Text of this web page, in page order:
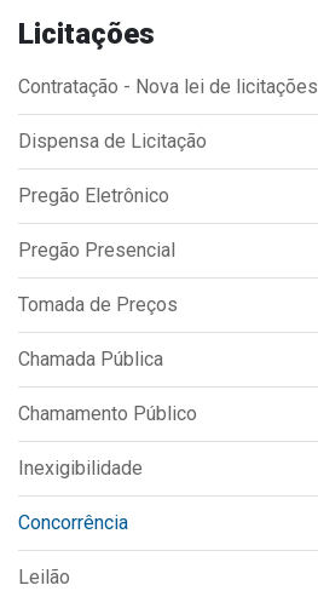
Saúde
Serviços
IPTU 2026
Nota Fiscal Eletrônica
Ouvidoria
Portal do Servidor
Publicações
Diário Oficial (Novo)
Diário Oficial (Até 30/04)
Licitações
Contratação - Nova lei de licitações
Dispensa de Licitação
Pregão Eletrônico
Pregão Presencial
Tomada de Preços
Chamada Pública
Chamamento Público
Inexigibilidade
Concorrência
Leilão